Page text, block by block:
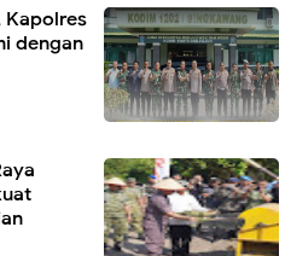
Kapolres
dengan